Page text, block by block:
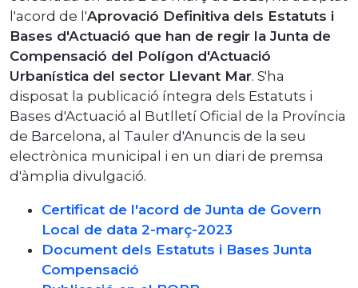
l'acord de l'Aprovació Definitiva dels Estatuts i
Bases d'Actuació que han de regir la Junta de
Compensació del Polígon d'Actuació
Urbanística del sector Llevant Mar. S'ha
disposat la publicació íntegra dels Estatuts i
Bases d'Actuació al Butlletí Oficial de la Província
de Barcelona, al Tauler d'Anuncis de la seu
electrònica municipal i en un diari de premsa
d'àmplia divulgació.
Certificat de l'acord de Junta de Govern
Local de data 2-març-2023
Document dels Estatuts i Bases Junta
Compensació